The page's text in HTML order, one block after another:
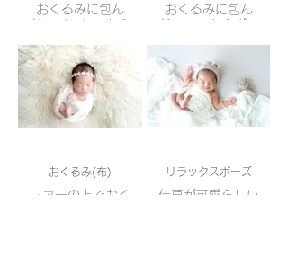
おくるみに包ん
白いバスケットも
ありますので、リ
クエストください
おくるみに包ん
おくるみのポーズ
は赤ちゃんが落ち
着きやすいです
おくるみ(布)
ファーの上でおく
リラックスポーズ
仕草が可愛らしい